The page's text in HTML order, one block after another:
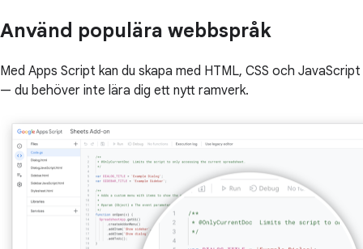
Använd populära webbspråk
Med Apps Script kan du skapa med HTML, CSS och JavaScript
— du behöver inte lära dig ett nytt ramverk.